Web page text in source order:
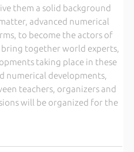
them a solid background
advanced numerical
to become the actors of
bring together world experts,
taking place in these
numerical developments,
teachers, organizers and
will be organized for the